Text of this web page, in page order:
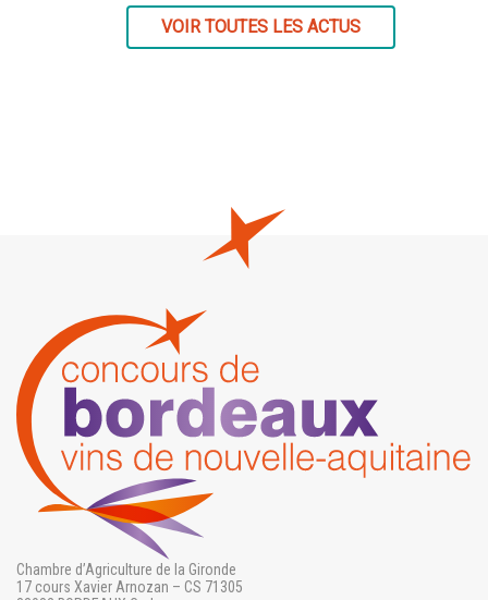
VOIR TOUTES LES ACTUS
Chambre d’Agriculture de la Gironde
17 cours Xavier Arnozan – CS 71305